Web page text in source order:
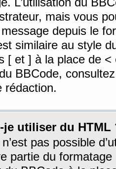
mais vous
depuis le
similaire au style
[ et ] à la place de <
BBCode,
rédaction.
je utiliser du HTML
pas possible
partie du